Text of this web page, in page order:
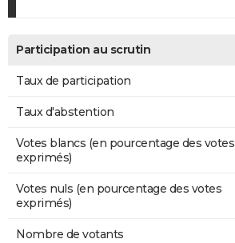
Participation au scrutin
Taux de participation
Taux d'abstention
Votes blancs (en pourcentage des votes
exprimés)
Votes nuls (en pourcentage des votes
exprimés)
Nombre de votants